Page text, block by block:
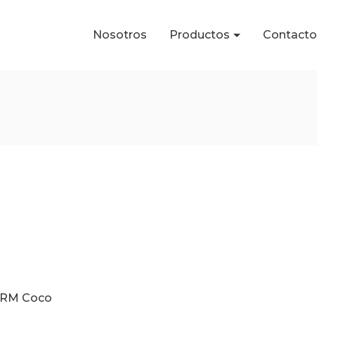
Nosotros Productos Contacto
RM Coco